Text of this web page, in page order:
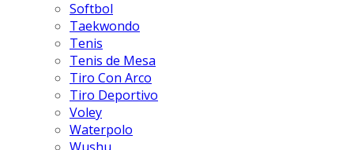
Softbol
Taekwondo
Tenis
Tenis de Mesa
Tiro Con Arco
Tiro Deportivo
Voley
Waterpolo